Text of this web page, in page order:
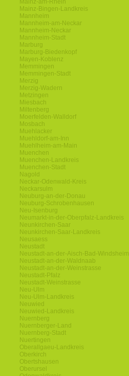
Mainz-am-Rhein
Mainz-Bingen-Landkreis
Mannheim
Mannheim-am-Neckar
Mannheim-Neckar
Mannheim-Stadt
Marburg
Marburg-Biedenkopf
Mayen-Koblenz
Memmingen
Memmingen-Stadt
Merzig
Merzig-Wadern
Metzingen
Miesbach
Miltenberg
Moerfelden-Walldorf
Mosbach
Muehlacker
Muehldorf-am-Inn
Muehlheim-am-Main
Muenchen
Muenchen-Landkreis
Muenchen-Stadt
Nagold
Neckar-Odenwald-Kreis
Neckarsulm
Neuburg-an-der-Donau
Neuburg-Schrobenhausen
Neu-Isenburg
Neumarkt-in-der-Oberpfalz-Landkreis
Neunkirchen-Saar
Neunkirchen-Saar-Landkreis
Neusaess
Neustadt
Neustadt-an-der-Aisch-Bad-Windsheim
Neustadt-an-der-Waldnaab
Neustadt-an-der-Weinstrasse
Neustadt-Pfalz
Neustadt-Weinstrasse
Neu-Ulm
Neu-Ulm-Landkreis
Neuwied
Neuwied-Landkreis
Nuernberg
Nuernberger-Land
Nuernberg-Stadt
Nuertingen
Oberallgaeu-Landkreis
Oberkirch
Obertshausen
Oberursel